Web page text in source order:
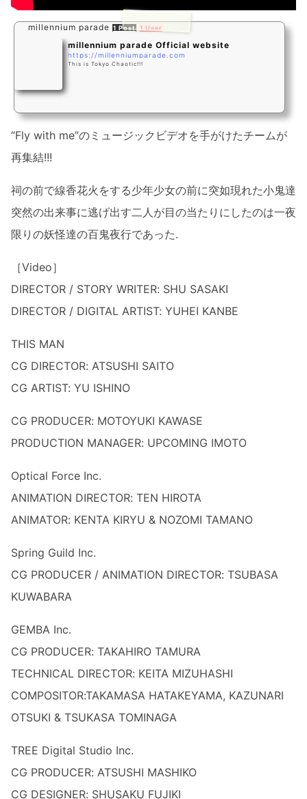
millennium parade 1 Post 1 User
millennium parade Official website
https://millenniumparade.com
This is Tokyo Chaotic!!!
“Fly with me”のミュージックビデオを手がけたチームが
再集結!!!
祠の前で線香花火をする少年少女の前に突如現れた小鬼達
突然の出来事に逃げ出す二人が目の当たりにしたのは一夜
限りの妖怪達の百鬼夜行であった.
［Video］
DIRECTOR / STORY WRITER: SHU SASAKI
DIRECTOR / DIGITAL ARTIST: YUHEI KANBE
THIS MAN
CG DIRECTOR: ATSUSHI SAITO
CG ARTIST: YU ISHINO
CG PRODUCER: MOTOYUKI KAWASE
PRODUCTION MANAGER: UPCOMING IMOTO
Optical Force Inc.
ANIMATION DIRECTOR: TEN HIROTA
ANIMATOR: KENTA KIRYU & NOZOMI TAMANO
Spring Guild Inc.
CG PRODUCER / ANIMATION DIRECTOR: TSUBASA
KUWABARA
GEMBA Inc.
CG PRODUCER: TAKAHIRO TAMURA
TECHNICAL DIRECTOR: KEITA MIZUHASHI
COMPOSITOR:TAKAMASA HATAKEYAMA, KAZUNARI
OTSUKI & TSUKASA TOMINAGA
TREE Digital Studio Inc.
CG PRODUCER: ATSUSHI MASHIKO
CG DESIGNER: SHUSAKU FUJIKI